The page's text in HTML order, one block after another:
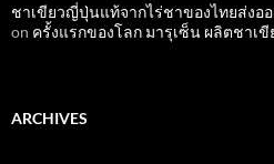
ชาเขียวญี่ปุ่นแท้จากไร่ชาของไทยส่งอ
on ครั้งแรกของโลก มารุเซ็น ผลิตชาเ
ARCHIVES